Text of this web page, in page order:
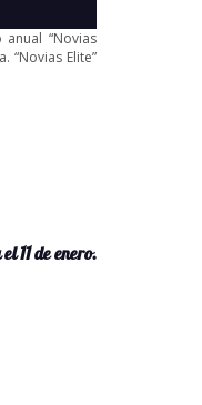
“Novias
“Novias Elite”
11 de enero.